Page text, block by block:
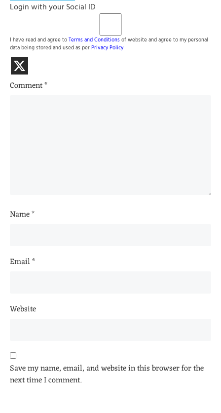
Login with your Social ID
I have read and agree toTerms and Conditionsof website and agree to my personal
data being stored and used as perPrivacy Policy
Comment*
Name*
Email*
Website
Save my name, email, and website in this browser for the
next time I comment.